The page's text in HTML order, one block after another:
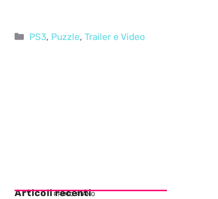
Categorie
PS3, Puzzle,Trailer e Video
Articoli recenti
PRIMO PIANO